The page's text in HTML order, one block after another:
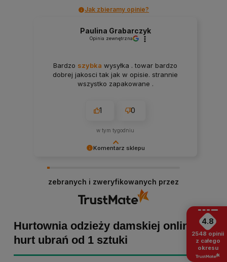
Jak zbieramy opinie?
Komentarz sklepu
skrzydeł, dlatego tym bardziej cieszymy się, że
zakup przebiegł pomyślnie. Obiecujemy
utrzymać dobrą passę - zapraszamy ponownie! :)
Paulina Grabarczyk
Opinia zewnętrzna
Bardzo szybka wysyłka . towar bardzo
dobrej jakosci tak jak w opisie. strannie
wszystko zapakowane .
1 0
w tym tygodniu
zebranych i zweryfikowanych przez
Hurtownia odzieży damskiej online -
hurt ubrań od 1 sztuki
4.8
2548 opinii
z całego
okresu